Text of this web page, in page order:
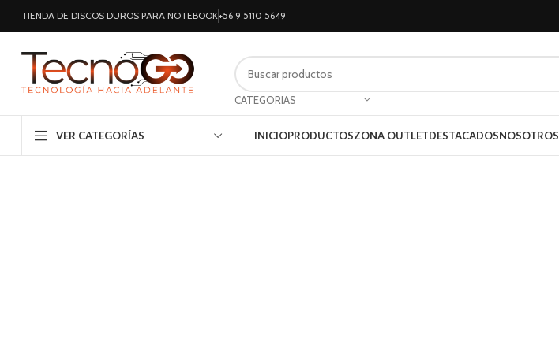
TIENDA DE DISCOS DUROS PARA NOTEBOOK+56 9 5110 5649
CATEGORIAS
VER CATEGORÍAS INICIOPRODUCTOSZONA OUTLETDESTACADOSNOSOTROS